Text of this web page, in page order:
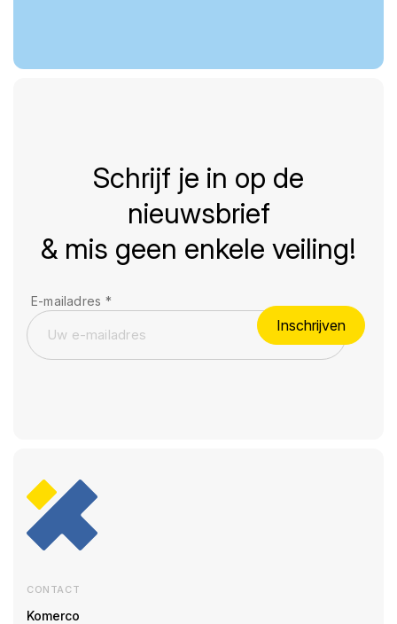
Schrijf je in op de
nieuwsbrief
& mis geen enkele veiling!
E-mailadres *
Inschrijven
CONTACT
Komerco